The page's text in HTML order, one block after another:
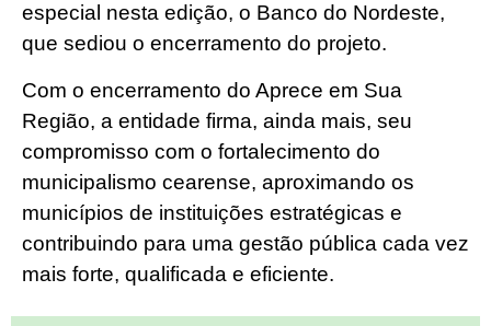
especial nesta edição, o Banco do Nordeste,
que sediou o encerramento do projeto.
Com o encerramento do Aprece em Sua
Região, a entidade firma, ainda mais, seu
compromisso com o fortalecimento do
municipalismo cearense, aproximando os
municípios de instituições estratégicas e
contribuindo para uma gestão pública cada vez
mais forte, qualificada e eficiente.